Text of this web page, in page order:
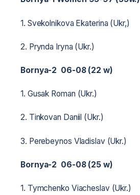
1. Svekolnikova Ekaterina (Ukr,)
2. Prynda Iryna (Ukr.)
Bornya-2 06-08 (22 w)
1. Gusak Roman (Ukr.)
2. Tinkovan Daniil (Ukr.)
3. Perebeynos Vladislav (Ukr.)
Bornya-2 06-08 (25 w)
1. Tymchenko Viacheslav (Ukr.)